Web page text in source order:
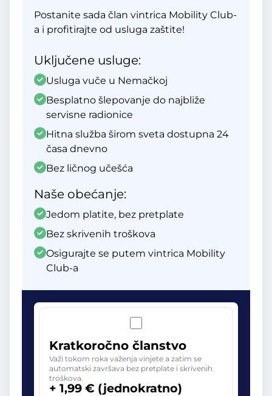
Postanite sada član vintrica Mobility Club-
a i profitirajte od usluga zaštite!
Uključene usluge:
Usluga vuče u Nemačkoj
Besplatno šlepovanje do najbliže
servisne radionice
Hitna služba širom sveta dostupna 24
časa dnevno
Bez ličnog učešća
Naše obećanje:
Jedom platite, bez pretplate
Bez skrivenih troškova
Osigurajte se putem vintrica Mobility
Club-a
Kratkoročno članstvo
Važi tokom roka važenja vinjete a zatim se
automatski završava bez pretplate i skrivenih
troškova.
+ 1,99 € (jednokratno)